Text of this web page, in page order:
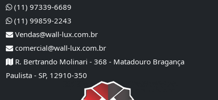
(11) 97339-6689
(11) 99859-2243
Vendas@wall-lux.com.br
comercial@wall-lux.com.br
R. Bertrando Molinari - 368 - Matadouro Bragança
Paulista - SP, 12910-350